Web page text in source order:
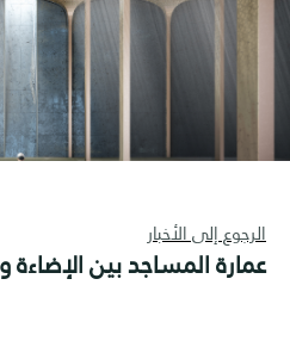
إلى الأخبار
المساجد بين الإضاءة و الإنارة